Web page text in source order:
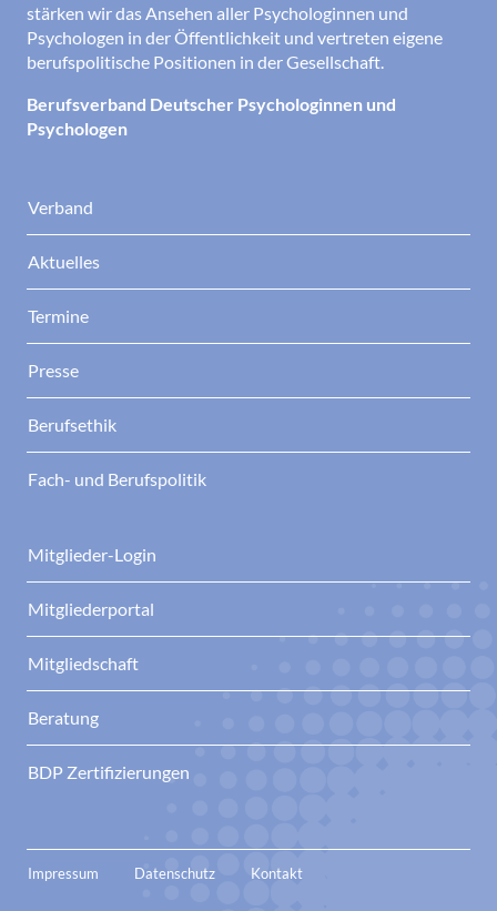
stärken wir das Ansehen aller Psychologinnen und
Psychologen in der Öffentlichkeit und vertreten eigene
berufspolitische Positionen in der Gesellschaft.
Berufsverband Deutscher Psychologinnen und
Psychologen
Verband
Aktuelles
Termine
Presse
Berufsethik
Fach- und Berufspolitik
Mitglieder-Login
Mitgliederportal
Mitgliedschaft
Beratung
BDP Zertifizierungen
Impressum Datenschutz Kontakt